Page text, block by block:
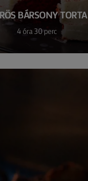
BÁRSONY TORTA
4 óra 30 perc